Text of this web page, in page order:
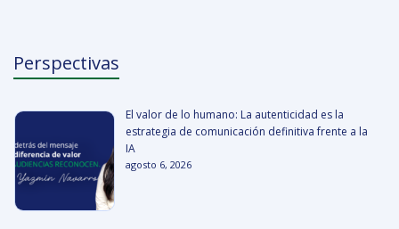
Perspectivas
El valor de lo humano: La autenticidad es la
estrategia de comunicación definitiva frente a la
IA
agosto 6, 2026